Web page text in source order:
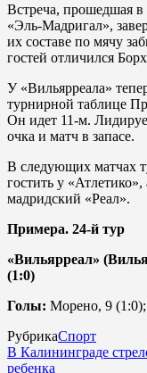
Встреча, прошедшая в
«Эль-Мадригал»,
их составе по мячу
гостей отличился
У «Вильярреала»
турнирной таблице
Он идет 11-м.
очка и матч в запасе.
В следующих матчах
гостить у
мадридский «Реал».
Примера. 24-й тур
«Вильярреал»
(1:0)
Голы: Морено, 9
РубрикаСпорт
В Калининграде
ребенка